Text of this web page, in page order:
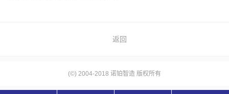
返回
(©) 2004-2018 诺铂智造 版权所有